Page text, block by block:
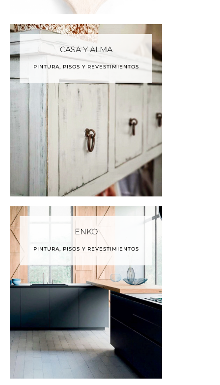
CASA Y ALMA
PINTURA, PISOS Y REVESTIMIENTOS
ENKO
PINTURA, PISOS Y REVESTIMIENTOS